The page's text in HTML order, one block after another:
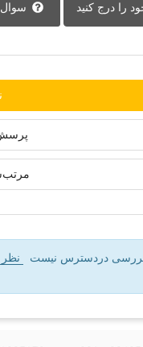
سوال
دردسترس نیست
نظر